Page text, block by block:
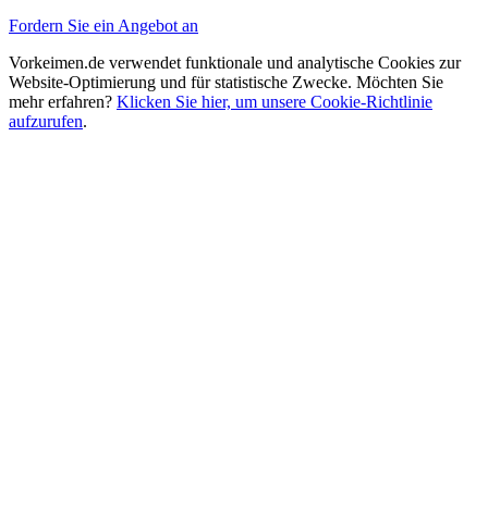
Fordern Sie ein Angebot an
Vorkeimen.de verwendet funktionale und analytische Cookies zur
Website-Optimierung und für statistische Zwecke. Möchten Sie
mehr erfahren? Klicken Sie hier, um unsere Cookie-Richtlinie
aufzurufen.